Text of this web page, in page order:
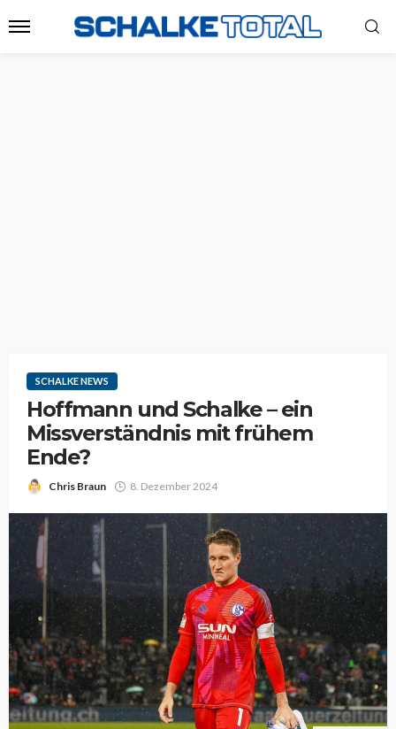
SCHALKE NEWS
Hoffmann und Schalke – ein
Missverständnis mit frühem
Ende?
Chris Braun 8. Dezember 2024